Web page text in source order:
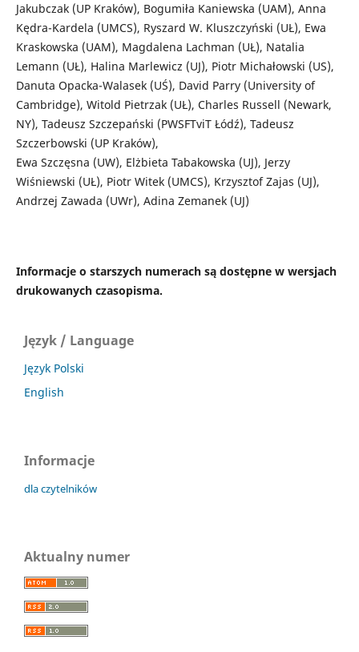
Jakubczak (UP Kraków), Bogumiła Kaniewska (UAM), Anna
Kędra-Kardela (UMCS), Ryszard W. Kluszczyński (UŁ), Ewa
Kraskowska (UAM), Magdalena Lachman (UŁ), Natalia
Lemann (UŁ), Halina Marlewicz (UJ), Piotr Michałowski (US),
Danuta Opacka-Walasek (UŚ), David Parry (University of
Cambridge), Witold Pietrzak (UŁ), Charles Russell (Newark,
NY), Tadeusz Szczepański (PWSFTviT Łódź), Tadeusz
Szczerbowski (UP Kraków),
Ewa Szczęsna (UW), Elżbieta Tabakowska (UJ), Jerzy
Wiśniewski (UŁ), Piotr Witek (UMCS), Krzysztof Zajas (UJ),
Andrzej Zawada (UWr), Adina Zemanek (UJ)
Informacje o starszych numerach są dostępne w wersjach
drukowanych czasopisma.
Język / Language
Język Polski
English
Informacje
dla czytelników
Aktualny numer